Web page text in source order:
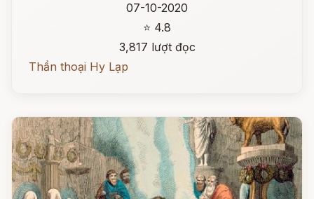
07-10-2020
⭐ 4.8
3,817 lượt đọc
Thần thoại Hy Lạp